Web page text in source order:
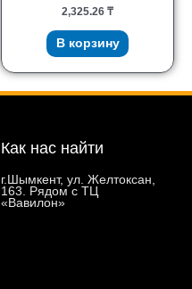
2,325.26 ₸
В корзину
Как нас найти
г.Шымкент, ул. Желтоксан,
163. Рядом с ТЦ
«Вавилон»